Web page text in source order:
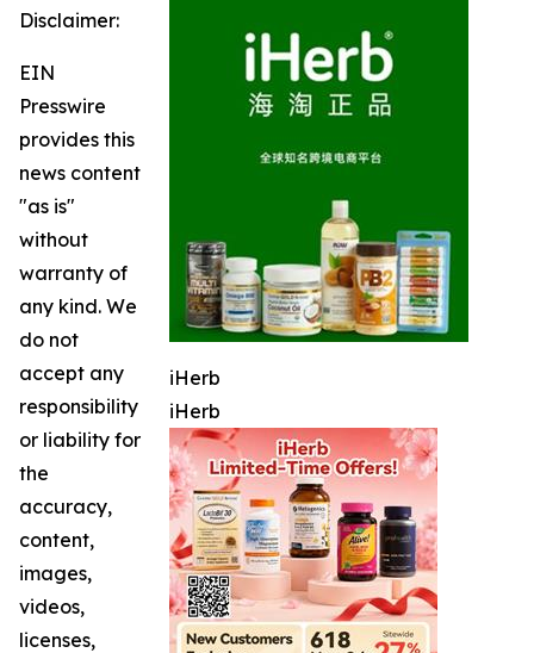
iHerb
iHerb
Disclaimer:
EIN
Presswire
provides this
news content
"as is"
without
warranty of
any kind. We
do not
accept any
responsibility
or liability for
the
accuracy,
content,
images,
videos,
licenses,